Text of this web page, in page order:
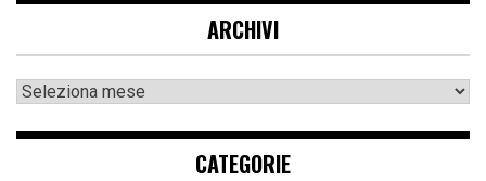
ARCHIVI
CATEGORIE